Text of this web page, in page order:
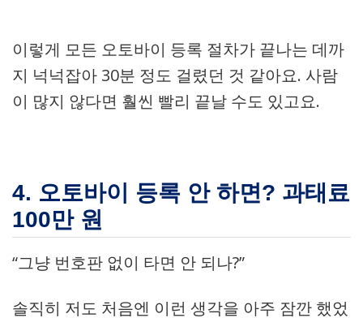
이렇게 모든 오토바이 등록 절차가 끝나는 데까
지 넉넉잡아 30분 정도 걸렸던 것 같아요. 사람
이 많지 않다면 훨씬 빨리 끝날 수도 있고요.
4. 오토바이 등록 안 하면? 과태료
100만 원
“그냥 번호판 없이 타면 안 되나?”
솔직히 저도 처음엔 이런 생각을 아주 잠깐 했었